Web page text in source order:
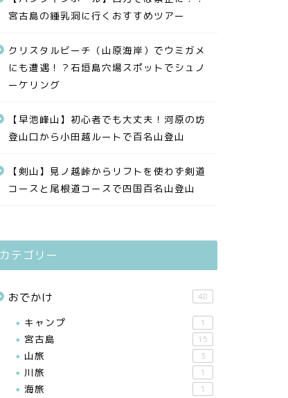
宮古島の鍾乳洞に行くおすすめツアー
クリスタルビーチ（山原海岸）でウミガメ
にも遭遇！？石垣島穴場スポットでシュノ
ーケリング
【早池峰山】初心者でも大丈夫！河原の坊
登山口から小田越ルートで百名山登山
【剣山】見ノ越峠からリフトを使わず剣道
コースと尾根道コースで四国百名山登山
カテゴリー
おでかけ 48
キャンプ 1
宮古島 15
山旅 3
川旅 1
海旅 1